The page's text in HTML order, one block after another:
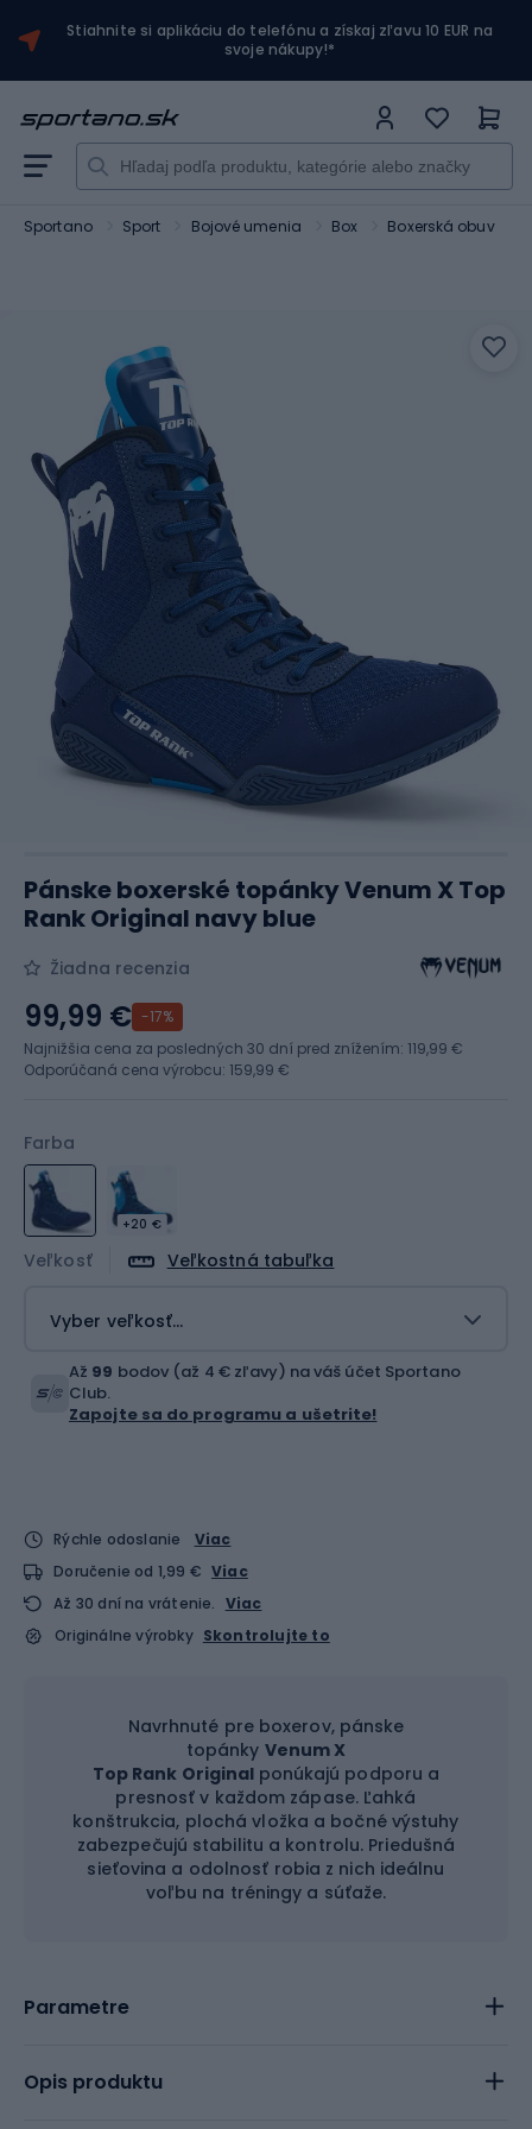
Stiahnite si aplikáciu do telefónu a získaj zľavu 10 EUR na
svoje nákupy!*
Sportano Sport Bojové umenia Box Boxerská obuv
Pánske boxerské topánky Venum X Top
Rank Original navy blue
Žiadna recenzia
Farba
+20 €
Veľkosť Veľkostná tabuľka
Vyber veľkosť...
99,99 € -17%
Najnižšia cena za posledných 30 dní pred znížením: 119,99 €
Odporúčaná cena výrobcu: 159,99 €
Až 99 bodov (až 4 € zľavy) na váš účet Sportano
Club.
Zapojte sa do programu a ušetrite!
Rýchle odoslanie
Viac
Doručenie od 1,99 € Viac
Až 30 dní na vrátenie. Viac
Originálne výrobky Skontrolujte to
Navrhnuté pre boxerov, pánske
topánky Venum X
Top Rank Original ponúkajú podporu a
presnosť v každom zápase. Ľahká
konštrukcia, plochá vložka a bočné výstuhy
zabezpečujú stabilitu a kontrolu. Priedušná
sieťovina a odolnosť robia z nich ideálnu
voľbu na tréningy a súťaže.
Parametre
Opis produktu